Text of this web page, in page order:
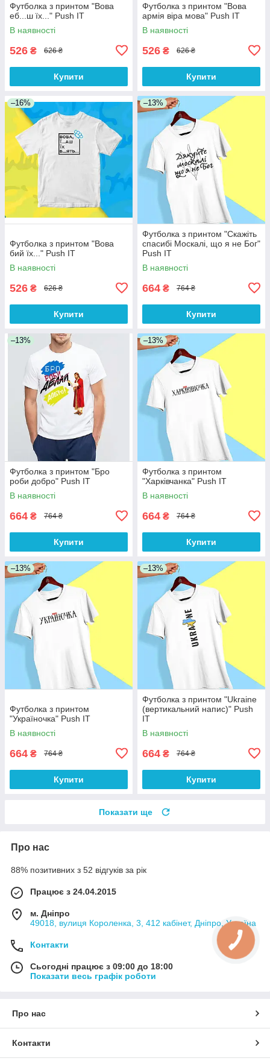
Футболка з принтом "Вова
еб...ш їх..." Push IT
В наявності
526 ₴ 626 ₴
Купити
Футболка з принтом "Вова
армія віра мова" Push IT
В наявності
526 ₴ 626 ₴
Купити
–16%
Футболка з принтом "Вова
бий їх..." Push IT
В наявності
526 ₴ 626 ₴
Купити
–13%
Футболка з принтом "Скажіть
спасибі Москалі, що я не Бог"
Push IT
В наявності
664 ₴ 764 ₴
Купити
–13%
Футболка з принтом "Бро
роби добро" Push IT
В наявності
664 ₴ 764 ₴
Купити
–13%
Футболка з принтом
"Харківчанка" Push IT
В наявності
664 ₴ 764 ₴
Купити
–13%
Футболка з принтом
"Україночка" Push IT
В наявності
664 ₴ 764 ₴
Купити
–13%
Футболка з принтом "Ukraine
(вертикальний напис)" Push
IT
В наявності
664 ₴ 764 ₴
Купити
Показати ще
Про нас
88% позитивних з 52 відгуків за рік
Працює з 24.04.2015
м. Дніпро
49018, вулиця Короленка, 3, 412 кабінет, Дніпро, Україна
Контакти
Сьогодні працює з 09:00 до 18:00
Показати весь графік роботи
Про нас
Контакти